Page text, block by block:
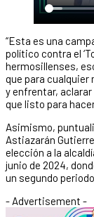
“Esta es una
político contra el
hermosillenses,
que para
y enfrentar,
que listo para
Asimismo,
Astiazarán
elección a la
junio de 2024,
un segundo
- Advertisement -